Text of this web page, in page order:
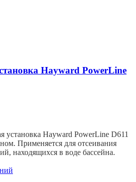
Hayward PowerLine
установка Hayward PowerLine D611
Применяется для отсеивания
находящихся в воде бассейна.